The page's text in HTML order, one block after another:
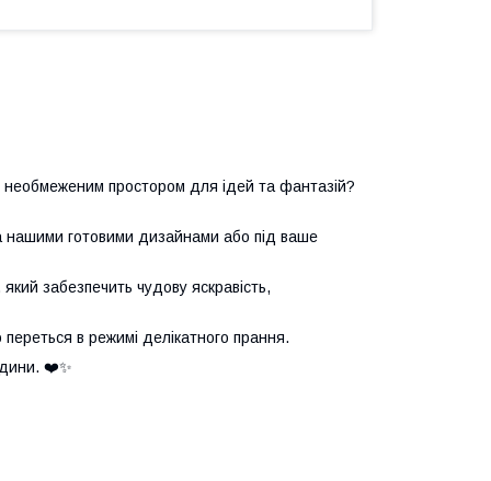
необмеженим простором для ідей та фантазій?
нашими готовими дизайнами або під ваше
забезпечить чудову яскравість,
в режимі делікатного прання.
❤️✨